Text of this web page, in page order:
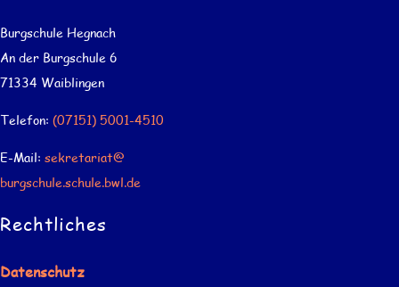
Burgschule Hegnach
An der Burgschule 6
71334 Waiblingen
Telefon: (07151) 5001-4510
E-Mail: sekretariat@
burgschule.schule.bwl.de
Rechtliches
Datenschutz